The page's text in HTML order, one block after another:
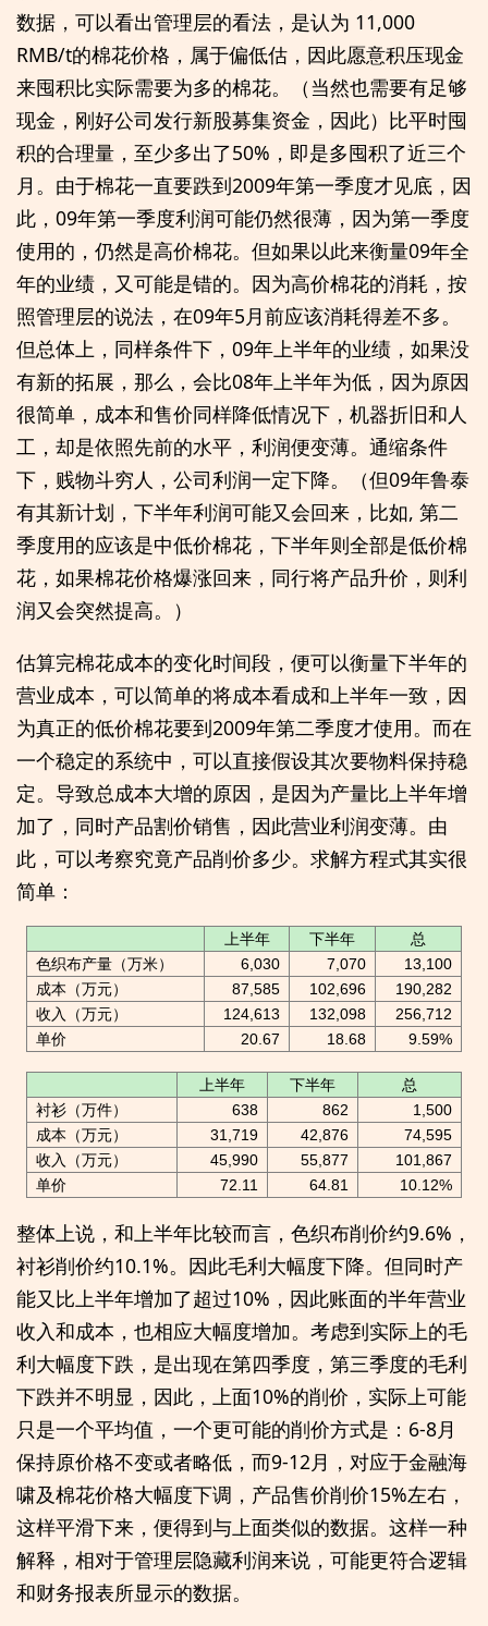
数据，可以看出管理层的看法，是认为 11,000
RMB/t的棉花价格，属于偏低估，因此愿意积压现金
来囤积比实际需要为多的棉花。（当然也需要有足够
现金，刚好公司发行新股募集资金，因此）比平时囤
积的合理量，至少多出了50%，即是多囤积了近三个
月。由于棉花一直要跌到2009年第一季度才见底，因
此，09年第一季度利润可能仍然很薄，因为第一季度
使用的，仍然是高价棉花。但如果以此来衡量09年全
年的业绩，又可能是错的。因为高价棉花的消耗，按
照管理层的说法，在09年5月前应该消耗得差不多。
但总体上，同样条件下，09年上半年的业绩，如果没
有新的拓展，那么，会比08年上半年为低，因为原因
很简单，成本和售价同样降低情况下，机器折旧和人
工，却是依照先前的水平，利润便变薄。通缩条件
下，贱物斗穷人，公司利润一定下降。（但09年鲁泰
有其新计划，下半年利润可能又会回来，比如, 第二
季度用的应该是中低价棉花，下半年则全部是低价棉
花，如果棉花价格爆涨回来，同行将产品升价，则利
润又会突然提高。）
估算完棉花成本的变化时间段，便可以衡量下半年的
营业成本，可以简单的将成本看成和上半年一致，因
为真正的低价棉花要到2009年第二季度才使用。而在
一个稳定的系统中，可以直接假设其次要物料保持稳
定。导致总成本大增的原因，是因为产量比上半年增
加了，同时产品割价销售，因此营业利润变薄。由
此，可以考察究竟产品削价多少。求解方程式其实很
简单：
上半年 下半年 总
色织布产量（万米） 6,030 7,070
13,100
成本（万元）
87,585 102,696
190,282
收入（万元）
124,613 132,098
256,712
单价
20.67 18.68 9.59%
上半年 下半年 总
衬衫（万件） 638 862
1,500
成本（万元）
31,719 42,876
74,595
收入（万元）
45,990 55,877
101,867
单价
72.11 64.81 10.12%
整体上说，和上半年比较而言，色织布削价约9.6%，
衬衫削价约10.1%。因此毛利大幅度下降。但同时产
能又比上半年增加了超过10%，因此账面的半年营业
收入和成本，也相应大幅度增加。考虑到实际上的毛
利大幅度下跌，是出现在第四季度，第三季度的毛利
下跌并不明显，因此，上面10%的削价，实际上可能
只是一个平均值，一个更可能的削价方式是：6-8月
保持原价格不变或者略低，而9-12月，对应于金融海
啸及棉花价格大幅度下调，产品售价削价15%左右，
这样平滑下来，便得到与上面类似的数据。这样一种
解释，相对于管理层隐藏利润来说，可能更符合逻辑
和财务报表所显示的数据。